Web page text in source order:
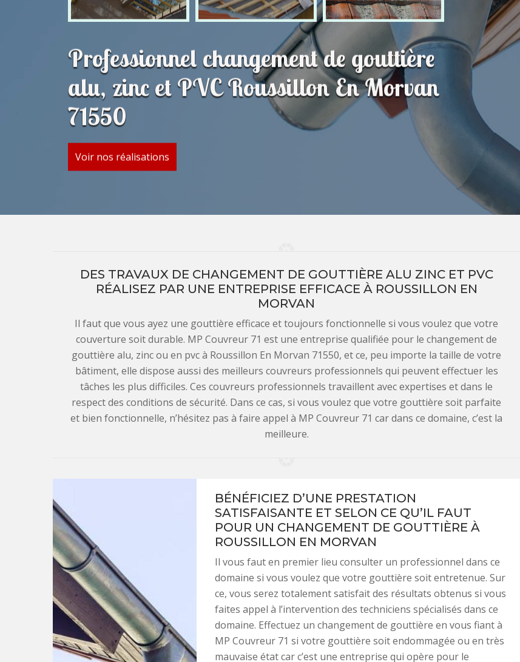
Professionnel changement de gouttière
alu, zinc et PVC Roussillon En Morvan
71550
Voir nos réalisations
DES TRAVAUX DE CHANGEMENT DE GOUTTIÈRE ALU ZINC ET PVC
RÉALISEZ PAR UNE ENTREPRISE EFFICACE À ROUSSILLON EN
MORVAN
Il faut que vous ayez une gouttière efficace et toujours fonctionnelle si vous voulez que votre
couverture soit durable. MP Couvreur 71 est une entreprise qualifiée pour le changement de
gouttière alu, zinc ou en pvc à Roussillon En Morvan 71550, et ce, peu importe la taille de votre
bâtiment, elle dispose aussi des meilleurs couvreurs professionnels qui peuvent effectuer les
tâches les plus difficiles. Ces couvreurs professionnels travaillent avec expertises et dans le
respect des conditions de sécurité. Dans ce cas, si vous voulez que votre gouttière soit parfaite
et bien fonctionnelle, n’hésitez pas à faire appel à MP Couvreur 71 car dans ce domaine, c’est la
meilleure.
BÉNÉFICIEZ D’UNE PRESTATION
SATISFAISANTE ET SELON CE QU’IL FAUT
POUR UN CHANGEMENT DE GOUTTIÈRE À
ROUSSILLON EN MORVAN
Il vous faut en premier lieu consulter un professionnel dans ce
domaine si vous voulez que votre gouttière soit entretenue. Sur
ce, vous serez totalement satisfait des résultats obtenus si vous
faites appel à l’intervention des techniciens spécialisés dans ce
domaine. Effectuez un changement de gouttière en vous fiant à
MP Couvreur 71 si votre gouttière soit endommagée ou en très
mauvaise état car c’est une entreprise qui opère pour le